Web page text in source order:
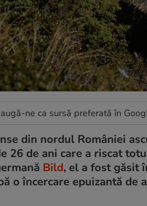
ne ca sursă preferată în
din nordul României
26 de ani care a riscat
Bild, el a fost găsit
o încercare epuizantă de